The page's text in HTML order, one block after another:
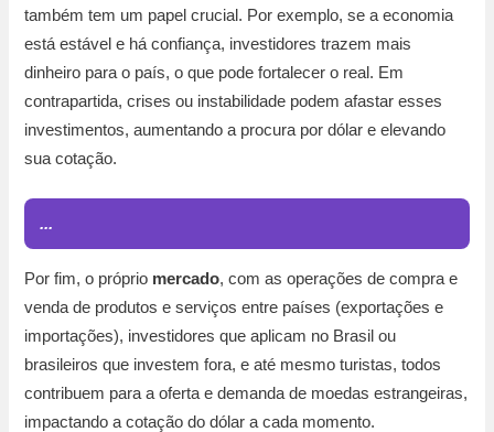
também tem um papel crucial. Por exemplo, se a economia
está estável e há confiança, investidores trazem mais
dinheiro para o país, o que pode fortalecer o real. Em
contrapartida, crises ou instabilidade podem afastar esses
investimentos, aumentando a procura por dólar e elevando
sua cotação.
...
Por fim, o próprio mercado, com as operações de compra e
venda de produtos e serviços entre países (exportações e
importações), investidores que aplicam no Brasil ou
brasileiros que investem fora, e até mesmo turistas, todos
contribuem para a oferta e demanda de moedas estrangeiras,
impactando a cotação do dólar a cada momento.